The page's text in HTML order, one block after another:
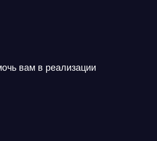
вам в реализации